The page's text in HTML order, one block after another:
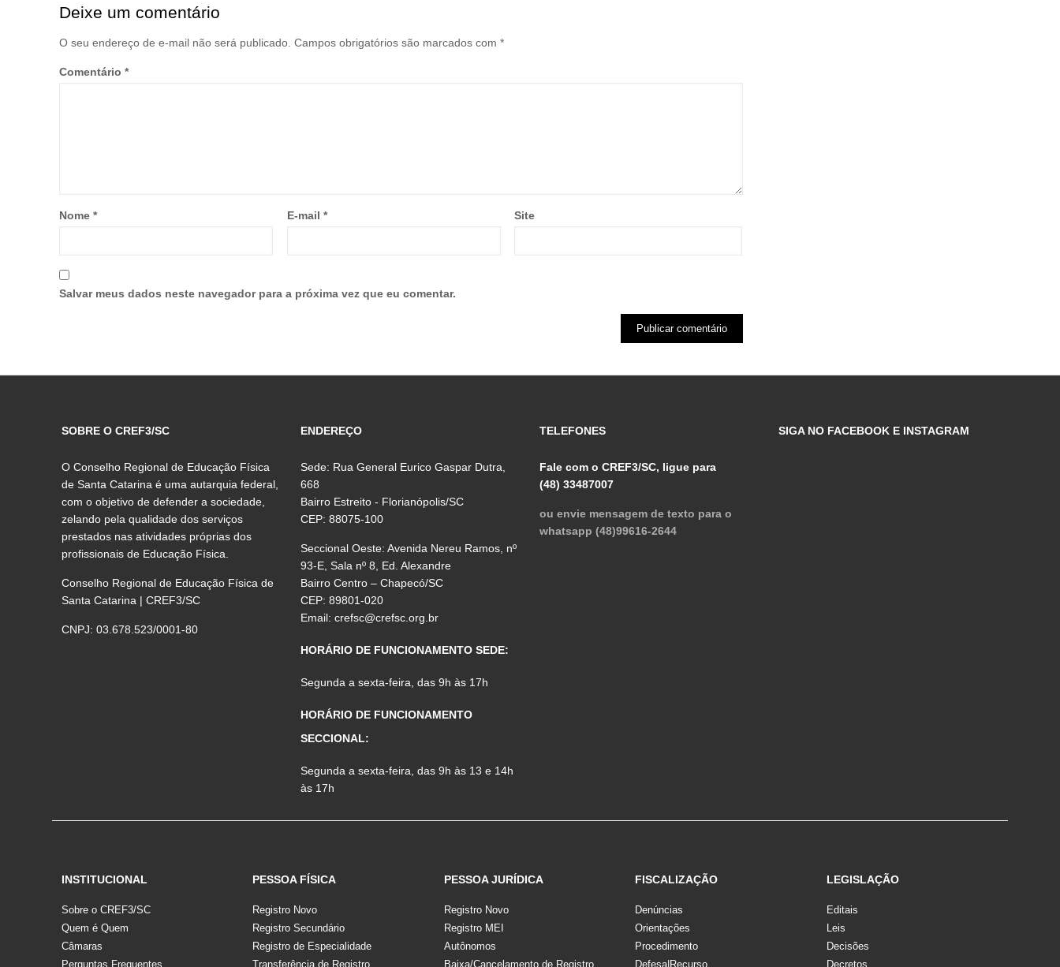
Deixe um comentário
O seu endereço de e-mail não será publicado. Campos obrigatórios são marcados com *
Comentário *
Nome * E-mail * Site
Salvar meus dados neste navegador para a próxima vez que eu comentar.
SOBRE O CREF3/SC
O Conselho Regional de Educação Física
de Santa Catarina é uma autarquia federal,
com o objetivo de defender a sociedade,
zelando pela qualidade dos serviços
prestados nas atividades próprias dos
profissionais de Educação Física.
Conselho Regional de Educação Física de
Santa Catarina | CREF3/SC
CNPJ: 03.678.523/0001-80
ENDEREÇO
Sede: Rua General Eurico Gaspar Dutra,
668
Bairro Estreito - Florianópolis/SC
CEP: 88075-100
Seccional Oeste: Avenida Nereu Ramos, nº
93-E, Sala nº 8, Ed. Alexandre
Bairro Centro – Chapecó/SC
CEP: 89801-020
Email:crefsc@crefsc.org.br
HORÁRIO DE FUNCIONAMENTO SEDE:
Segunda a sexta-feira, das 9h às 17h
HORÁRIO DE FUNCIONAMENTO
SECCIONAL:
Segunda a sexta-feira, das 9h às 13 e 14h
às 17h
TELEFONES
Fale com o CREF3/SC, ligue para
(48) 33487007
ou envie mensagem de texto para o
whatsapp (48)99616-2644
SIGA NO FACEBOOK E INSTAGRAM
INSTITUCIONAL
Sobre o CREF3/SC
Quem é Quem
Câmaras
Perguntas Frequentes
PESSOA FÍSICA
Registro Novo
Registro Secundário
Registro de Especialidade
Transferência de Registro
PESSOA JURÍDICA
Registro Novo
Registro MEI
Autônomos
Baixa/Cancelamento de Registro
FISCALIZAÇÃO
Denúncias
Orientações
Procedimento
Defesa|Recurso
LEGISLAÇÃO
Editais
Leis
Decisões
Decretos